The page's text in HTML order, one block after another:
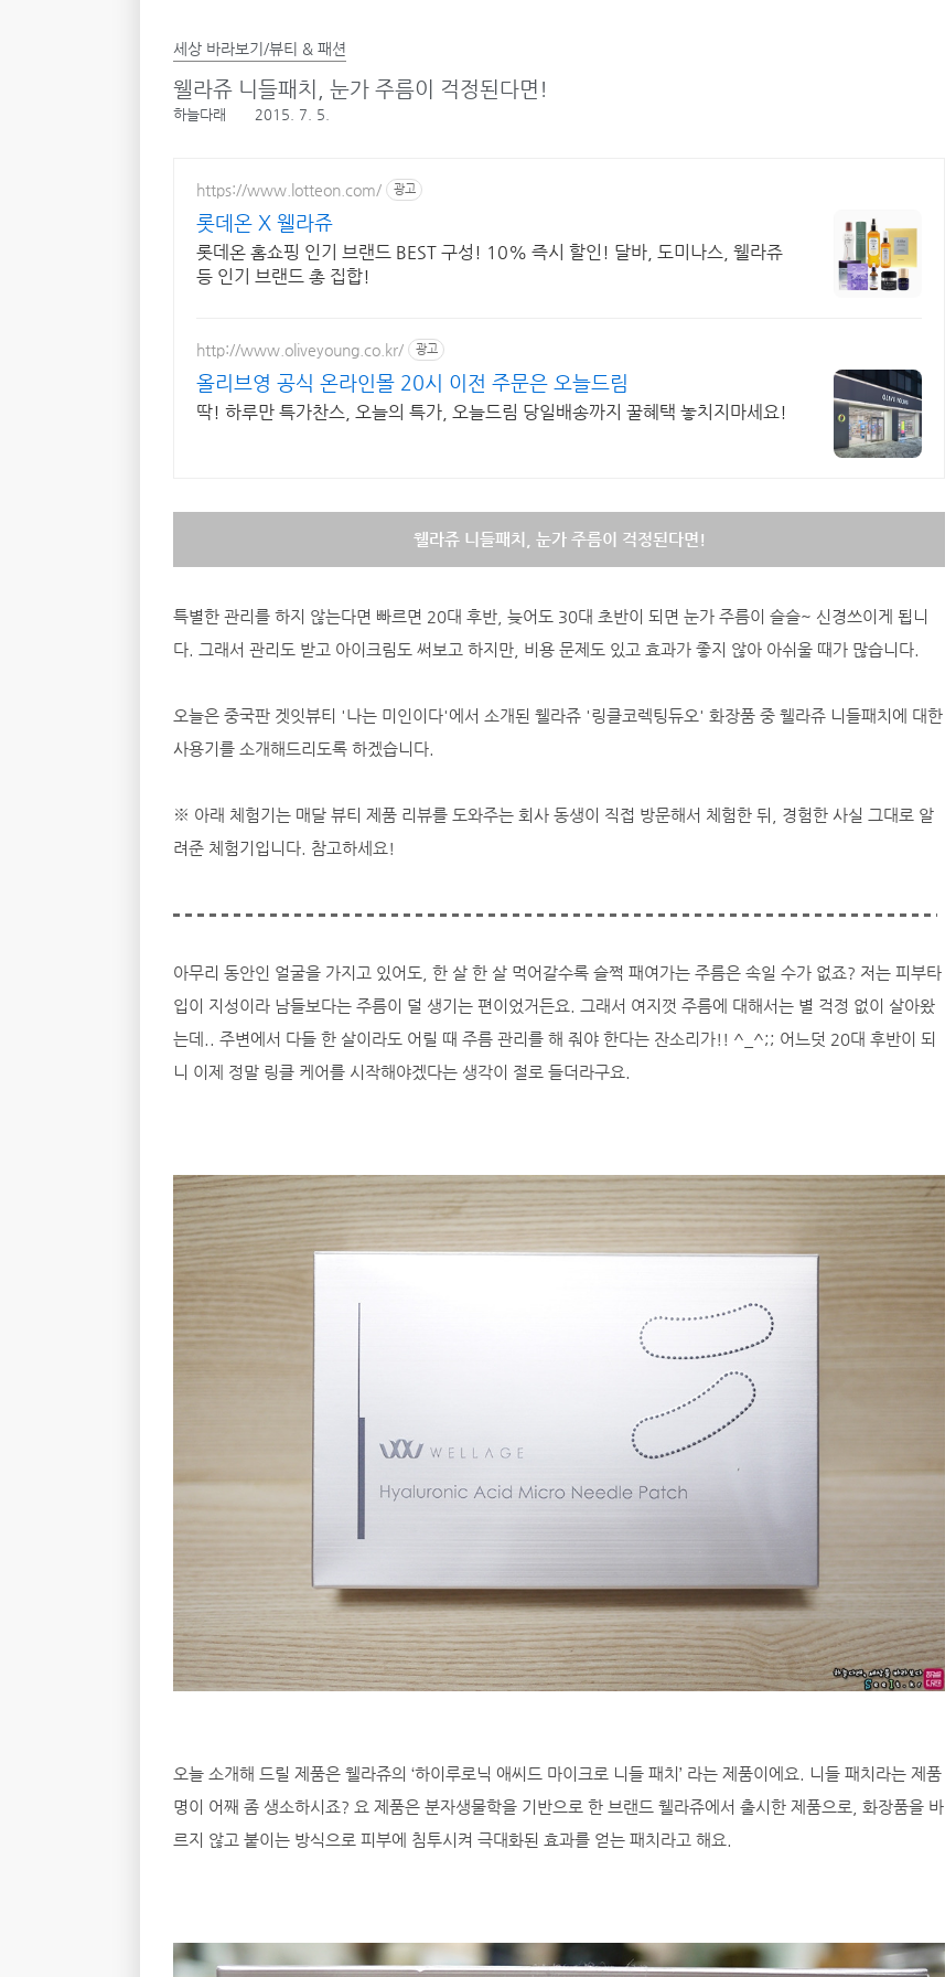
세상 바라보기/뷰티 & 패션
웰라쥬 니들패치, 눈가 주름이 걱정된다면!
하늘다래 2015. 7. 5.
https://www.lotteon.com/ 광고
롯데온 X 웰라쥬
롯데온 홈쇼핑 인기 브랜드 BEST 구성! 10% 즉시 할인! 달바, 도미나스, 웰라쥬
등 인기 브랜드 총 집합!
http://www.oliveyoung.co.kr/ 광고
올리브영 공식 온라인몰 20시 이전 주문은 오늘드림
딱! 하루만 특가찬스, 오늘의 특가, 오늘드림 당일배송까지 꿀혜택 놓치지마세요!
웰라쥬 니들패치, 눈가 주름이 걱정된다면!
특별한 관리를 하지 않는다면 빠르면 20대 후반, 늦어도 30대 초반이 되면 눈가 주름이 슬슬~ 신경쓰이게 됩니
다. 그래서 관리도 받고 아이크림도 써보고 하지만, 비용 문제도 있고 효과가 좋지 않아 아쉬울 때가 많습니다.
오늘은 중국판 겟잇뷰티 '나는 미인이다'에서 소개된 웰라쥬 '링클코렉팅듀오' 화장품 중 웰라쥬 니들패치에 대한
사용기를 소개해드리도록 하겠습니다.
※ 아래 체험기는 매달 뷰티 제품 리뷰를 도와주는 회사 동생이 직접 방문해서 체험한 뒤, 경험한 사실 그대로 알
려준 체험기입니다. 참고하세요!
아무리 동안인 얼굴을 가지고 있어도, 한 살 한 살 먹어갈수록 슬쩍 패여가는 주름은 속일 수가 없죠? 저는 피부타
입이 지성이라 남들보다는 주름이 덜 생기는 편이었거든요. 그래서 여지껏 주름에 대해서는 별 걱정 없이 살아왔
는데.. 주변에서 다들 한 살이라도 어릴 때 주름 관리를 해 줘야 한다는 잔소리가!! ^_^;; 어느덧 20대 후반이 되
니 이제 정말 링클 케어를 시작해야겠다는 생각이 절로 들더라구요.
오늘 소개해 드릴 제품은 웰라쥬의 ‘하이루로닉 애씨드 마이크로 니들 패치’ 라는 제품이에요. 니들 패치라는 제품
명이 어째 좀 생소하시죠? 요 제품은 분자생물학을 기반으로 한 브랜드 웰라쥬에서 출시한 제품으로, 화장품을 바
르지 않고 붙이는 방식으로 피부에 침투시켜 극대화된 효과를 얻는 패치라고 해요.